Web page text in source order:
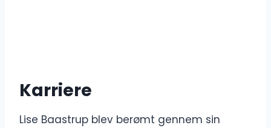
Karriere
Lise Baastrup blev berømt gennem sin